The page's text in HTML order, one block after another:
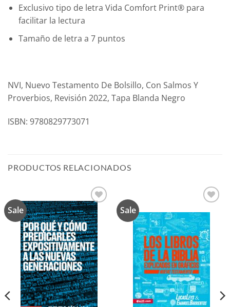
Exclusivo tipo de letra Vida Comfort Print® para
facilitar la lectura
Tamaño de letra a 7 puntos
NVI, Nuevo Testamento De Bolsillo, Con Salmos Y
Proverbios, Revisión 2022, Tapa Blanda Negro
ISBN: 9780829773071
PRODUCTOS RELACIONADOS
Sale
Añadir
a la
lista de
deseos
Sale
lista de
deseos